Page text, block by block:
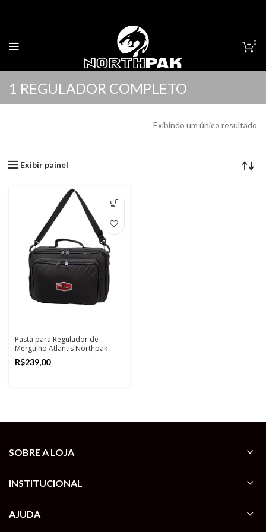
0
1 REGULADOR COMPLETO
Exibindo um único resultado
Exibir painel
Pasta para Regulador de
Mergulho Atlantis Northpak
R$
SOBRE A LOJA
INSTITUCIONAL
AJUDA